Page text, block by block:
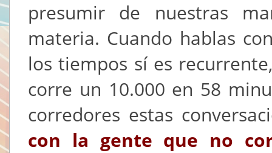
presumir de nuestras
materia. Cuando hablas
los tiempos sí es
corre un 10.000 en 58
corredores estas
con la gente que no